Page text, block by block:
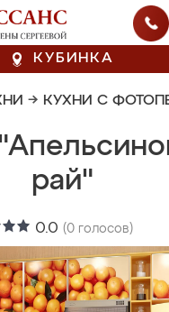
КУБИНКА
→ КУХНИ С
рай"
0.0 (0 голосов)